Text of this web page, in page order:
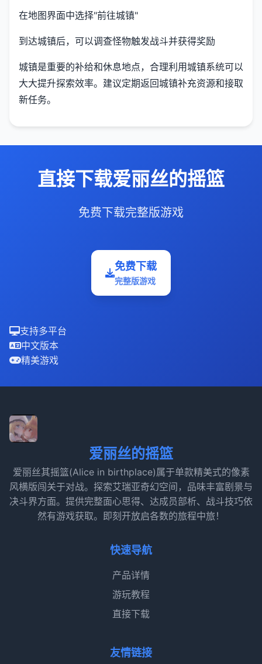
在地图界面中选择"前往城镇"
到达城镇后，可以调查怪物触发战斗并获得奖励
城镇是重要的补给和休息地点，合理利用城镇系统可以
大大提升探索效率。建议定期返回城镇补充资源和接取
新任务。
直接下载爱丽丝的摇篮
免费下载完整版游戏
免费下载
完整版游戏
支持多平台
中文版本
精美游戏
爱丽丝的摇篮
爱丽丝其摇篮(Alice in birthplace)属于单款精美式的像素
风横版闯关于对战。探索艾瑞亚奇幻空间，品味丰富剧景与
决斗界方面。提供完整面心思得、达成员部析、战斗技巧依
然有游戏获取。即刻开放启各数的旅程中旅！
快速导航
产品详情
游玩教程
直接下载
友情链接